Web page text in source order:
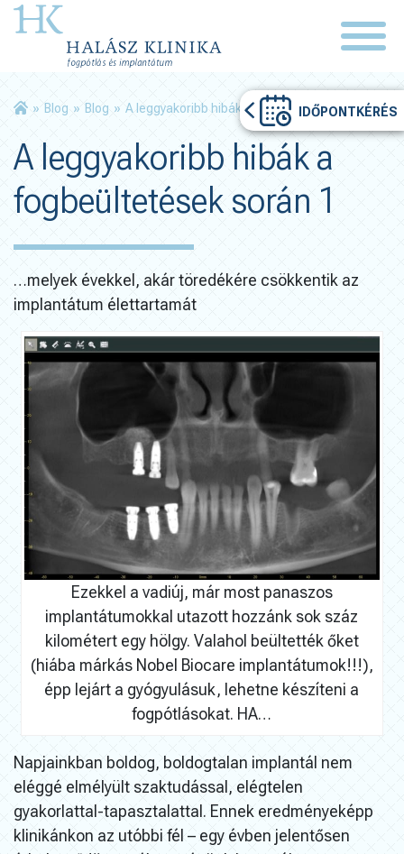
IDŐPONTKÉRÉS
» Blog » Blog » A leggyakoribb hibák a fogbeültetések során 1
A leggyakoribb hibák a
fogbeültetések során 1
…melyek évekkel, akár töredékére csökkentik az
implantátum élettartamát
Ezekkel a vadiúj, már most panaszos
implantátumokkal utazott hozzánk sok száz
kilométert egy hölgy. Valahol beültették őket
(hiába márkás Nobel Biocare implantátumok!!!),
épp lejárt a gyógyulásuk, lehetne készíteni a
fogpótlásokat. HA…
Napjainkban boldog, boldogtalan implantál nem
eléggé elmélyült szaktudással, elégtelen
gyakorlattal-tapasztalattal. Ennek eredményeképp
klinikánkon az utóbbi fél – egy évben jelentősen